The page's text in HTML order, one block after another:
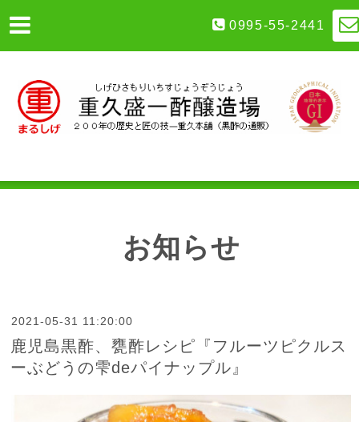
0995-55-2441
お知らせ
2021-05-31 11:20:00
鹿児島黒酢、甕酢レシピ『フルーツピクルス
ーぶどうの雫deパイナップル』